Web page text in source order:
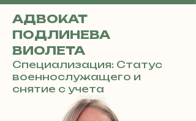
АДВОКАТ
ПОДЛИНЕВА
ВИОЛЕТА
Специализация: Статус
военнослужащего и
снятие с учета